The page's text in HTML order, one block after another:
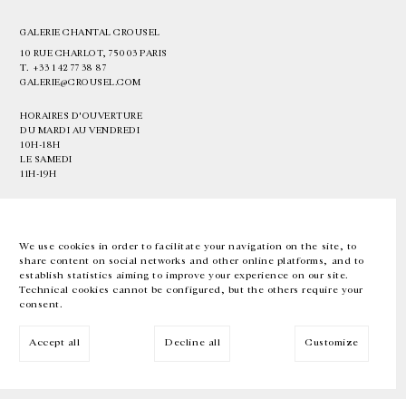
We use cookies in order to facilitate your navigation on the site, to
share content on social networks and other online platforms, and to
establish statistics aiming to improve your experience on our site.
Technical cookies cannot be configured, but the others require your
consent.
Accept all Decline all Customize
GALERIE CHANTAL CROUSEL
10 RUE CHARLOT, 75003 PARIS
T. +33 1 42 77 38 87
GALERIE@CROUSEL.COM
HORAIRES D'OUVERTURE
DU MARDI AU VENDREDI
10H-18H
LE SAMEDI
11H-19H
EN FR 中文 Facebook Instagram
Inscrivez-vous à notre newsletter